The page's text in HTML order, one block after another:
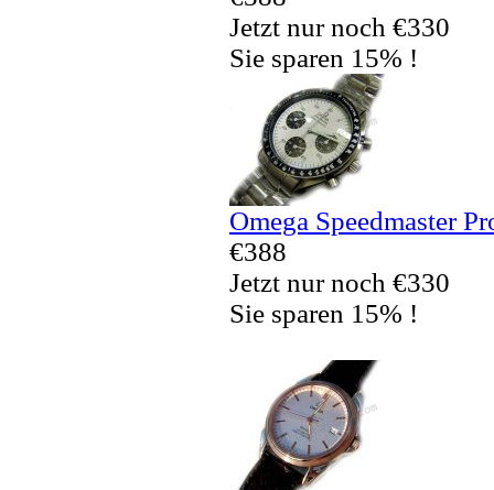
Jetzt nur noch €330
Sie sparen 15% !
Omega Speedmaster
€388
Jetzt nur noch €330
Sie sparen 15% !